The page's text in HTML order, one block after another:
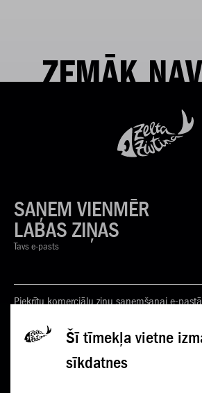
Šī tīmekļa vietne
sīkdatnes
ZEMĀK
SAŅEM VIENMĒR
LABAS ZIŅAS
Tavs e-pasts
Piekrītu komerciālu ziņu saņemšanai e-